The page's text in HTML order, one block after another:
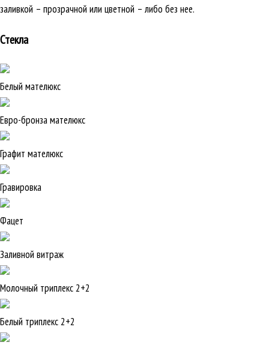
заливкой – прозрачной или цветной – либо без нее.
Стекла
Белый мателюкс
Евро-бронза мателюкс
Графит мателюкс
Гравировка
Фацет
Заливной витраж
Молочный триплекс 2+2
Белый триплекс 2+2